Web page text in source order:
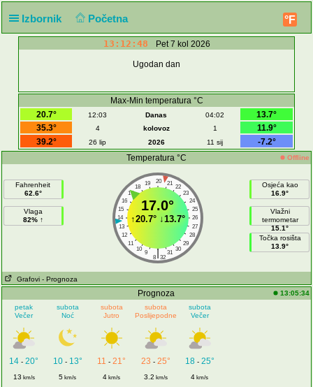
Izbornik Početna °F
13:12:48 Pet 7 kol 2026
Ugodan dan
Max-Min temperatura °C
20.7°
12:03 Danas 04:02
13.7°
35.3°
4 kolovoz 1
11.9°
39.2°
26 lip 2026 11 sij
-7.2°
Temperatura °C
Offline
Fahrenheit
62.6°
Vlaga
82% ↑
20
19 21
18
22
17
23
16
24
15
25
14
26
13
27
12
28
11
29
10
30
9 31
|
8 32
17.0°
↑20.7°↓13.7°
Osjeća kao
16.9°
Vlažni
termometar
15.1°
Točka rosišta
13.9°
Grafovi - Prognoza
Prognoza
13:05:34
petak
Večer
subota
Noć
subota
Jutro
subota
Poslijepodne
subota
Večer
14 -20° 10- 13° 11 -21° 23 - 25° 18- 25°
13 km/s 5 km/s 4 km/s 3.2 km/s 4 km/s